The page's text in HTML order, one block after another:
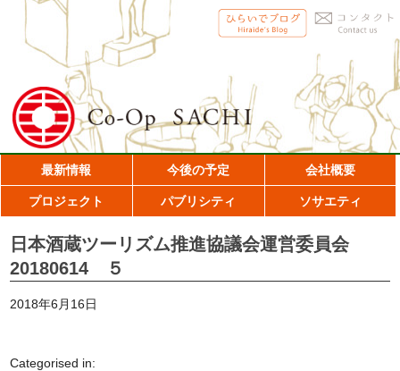
最新情報 今後の予定 会社概要
プロジェクト パブリシティ ソサエティ
日本酒蔵ツーリズム推進協議会運営委員会
20180614 ５
2018年6月16日
Categorised in: